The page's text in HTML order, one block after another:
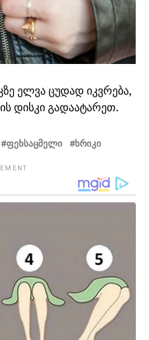
ელვა ცუდად იკვრება,
დისკი გადაატარეთ.
ᲤᲔᲮᲡᲐᲪᲛᲔᲚᲘ ᲮᲠᲘᲙᲘ